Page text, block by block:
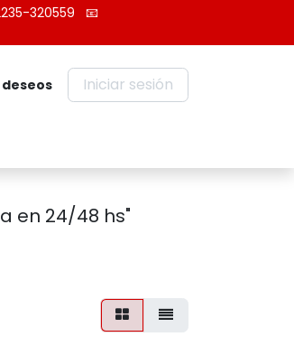
320559 📧
Iniciar sesión
en 24/48 hs"